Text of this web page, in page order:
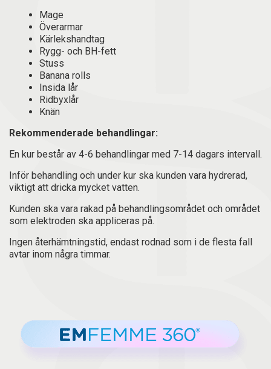
Mage
Överarmar
Kärlekshandtag
Rygg- och BH-fett
Stuss
Banana rolls
Insida lår
Ridbyxlår
Knän
Rekommenderade behandlingar:
En kur består av 4-6 behandlingar med 7-14 dagars intervall.
Inför behandling och under kur ska kunden vara hydrerad,
viktigt att dricka mycket vatten.
Kunden ska vara rakad på behandlingsområdet och området
som elektroden ska appliceras på.
Ingen återhämtningstid, endast rodnad som i de flesta fall
avtar inom några timmar.